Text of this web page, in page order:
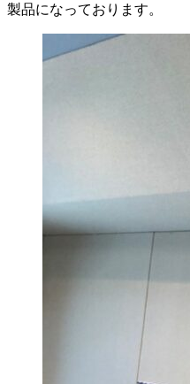
製品になっております。